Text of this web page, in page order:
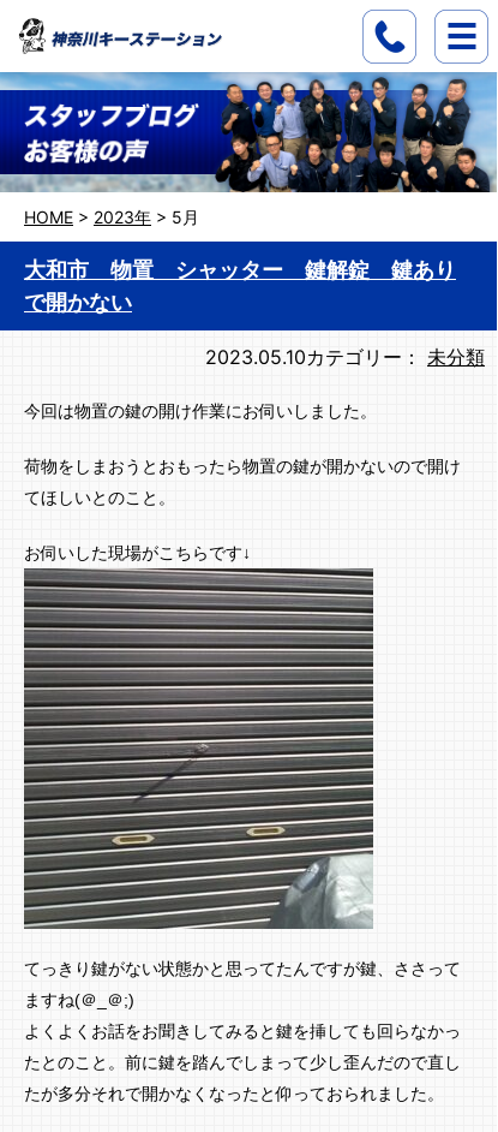
HOME > 2023年 > 5月
大和市 物置 シャッター 鍵解錠 鍵あり
で開かない
2023.05.10カテゴリー： 未分類
今回は物置の鍵の開け作業にお伺いしました。
荷物をしまおうとおもったら物置の鍵が開かないので開け
てほしいとのこと。
お伺いした現場がこちらです↓
てっきり鍵がない状態かと思ってたんですが鍵、ささって
ますね(＠_＠;)
よくよくお話をお聞きしてみると鍵を挿しても回らなかっ
たとのこと。前に鍵を踏んでしまって少し歪んだので直し
たが多分それで開かなくなったと仰っておられました。